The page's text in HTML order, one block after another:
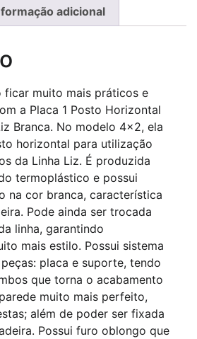
adicional
ficar muito mais práticos e
a Placa 1 Posto Horizontal
Branca. No modelo 4×2, ela
horizontal para utilização
da Linha Liz. É produzida
termoplástico e possui
na cor branca, característica
Pode ainda ser trocada
linha, garantindo
mais estilo. Possui sistema
placa e suporte, tendo
que torna o acabamento
muito mais perfeito,
além de poder ser fixada
Possui furo oblongo que